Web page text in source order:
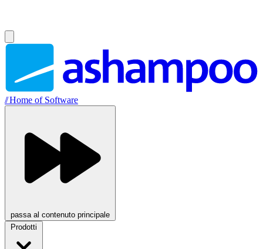
//Home of Software
passa al contenuto principale
Prodotti